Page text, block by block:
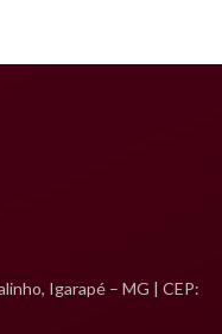
Igarapé – MG | CEP: